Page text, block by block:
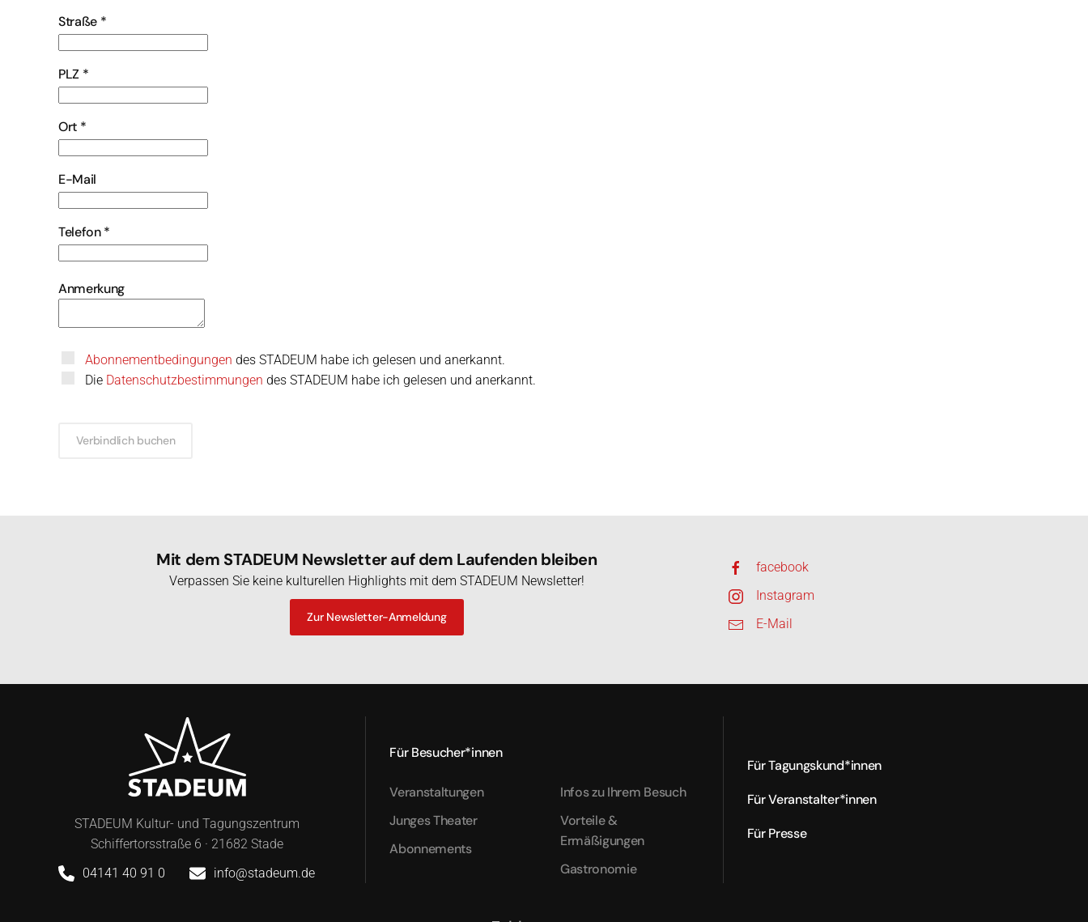
Straße *
PLZ *
Ort *
E-Mail
Telefon*
Anmerkung
Abonnementbedingungen des STADEUM habe ich gelesen und anerkannt.
Die Datenschutzbestimmungen des STADEUM habe ich gelesen und anerkannt.
Verbindlich buchen
Mit dem STADEUM Newsletter auf dem Laufenden bleiben
Verpassen Sie keine kulturellen Highlights mit dem STADEUM Newsletter!
Zur Newsletter-Anmeldung
facebook
Instagram
E-Mail
STADEUM Kultur- und Tagungszentrum
Schiffertorsstraße 6 · 21682 Stade
04141 40 91 0
info@stadeum.de
Für Besucher*innen
Veranstaltungen
Junges Theater
Abonnements
Infos zu Ihrem Besuch
Vorteile &
Ermäßigungen
Gastronomie
Für Tagungskund*innen
Für Veranstalter*innen
Für Presse